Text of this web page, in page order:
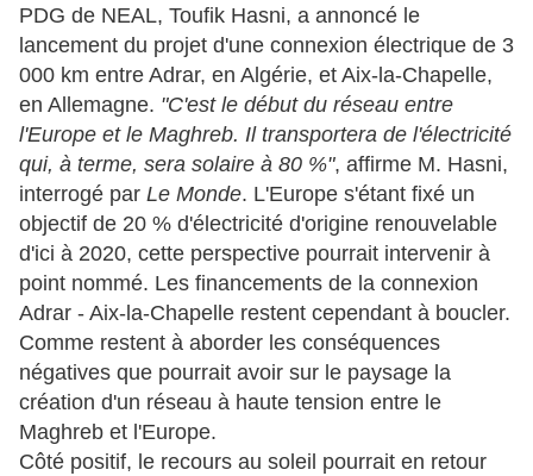
PDG de NEAL, Toufik Hasni, a annoncé le
lancement du projet d'une connexion électrique de 3
000 km entre Adrar, en Algérie, et Aix-la-Chapelle,
en Allemagne. "C'est le début du réseau entre
l'Europe et le Maghreb. Il transportera de l'électricité
qui, à terme, sera solaire à 80 %", affirme M. Hasni,
interrogé par Le Monde. L'Europe s'étant fixé un
objectif de 20 % d'électricité d'origine renouvelable
d'ici à 2020, cette perspective pourrait intervenir à
point nommé. Les financements de la connexion
Adrar - Aix-la-Chapelle restent cependant à boucler.
Comme restent à aborder les conséquences
négatives que pourrait avoir sur le paysage la
création d'un réseau à haute tension entre le
Maghreb et l'Europe.
Côté positif, le recours au soleil pourrait en retour